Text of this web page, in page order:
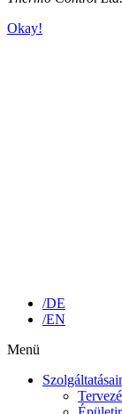
Okay!
/DE
/EN
Menü